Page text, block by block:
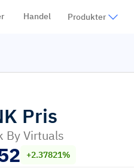
Handel Produkter
Pris
By Virtuals
+2.37821%